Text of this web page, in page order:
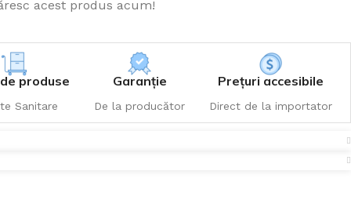
acest produs acum!
produse
Sanitare
Garanție
De la producător
Prețuri accesibile
Direct de la importator